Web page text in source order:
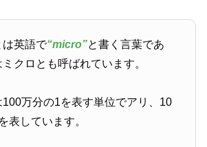
は英語で“micro”と書く言葉であ
クロとも呼ばれています。
100万分の1を表す単位でアリ、10
表しています。